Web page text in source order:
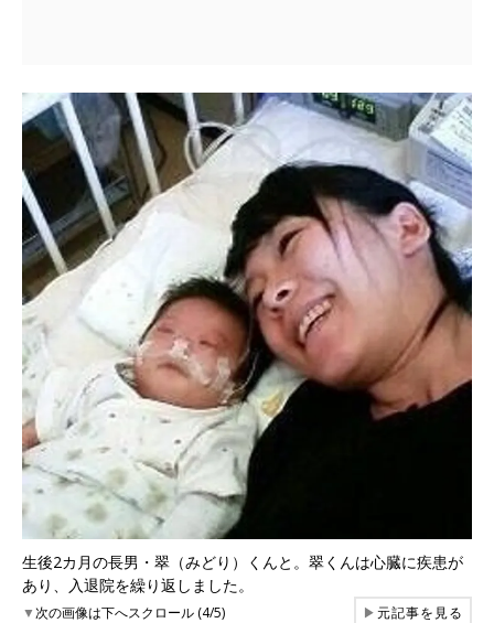
生後2カ月の長男・翠（みどり）くんと。翠くんは心臓に疾患が
あり、入退院を繰り返しました。
▼次の画像は下へスクロール (4/5) ▶元記事を見る